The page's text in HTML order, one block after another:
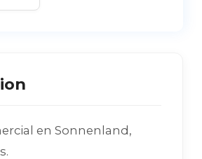
en Sonnenland,